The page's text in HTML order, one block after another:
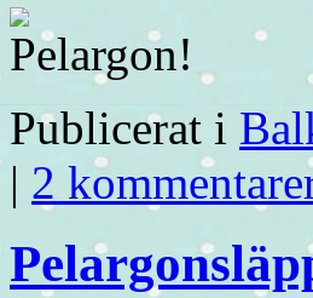
Publicerat i
| 2